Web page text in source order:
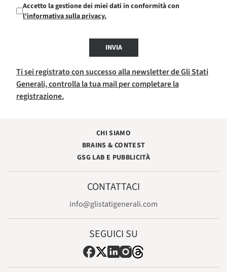
Accetto la gestione dei miei dati in conformità con
l'informativa sulla privacy.
INVIA
Ti sei registrato con successo alla newsletter de Gli Stati
Generali, controlla la tua mail per completare la
registrazione.
CHI SIAMO
BRAINS & CONTEST
GSG LAB E PUBBLICITÀ
CONTATTACI
info@glistatigenerali.com
SEGUICI SU